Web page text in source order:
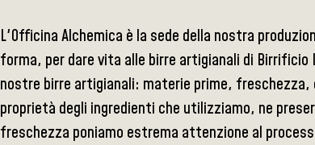
L'Officina Alchemica è la sede della nostra
forma, per dare vita alle birre artigianali di Birrificio
nostre birre artigianali: materie prime, freschezza,
proprietà degli ingredienti che utilizziamo, ne
freschezza poniamo estrema attenzione al